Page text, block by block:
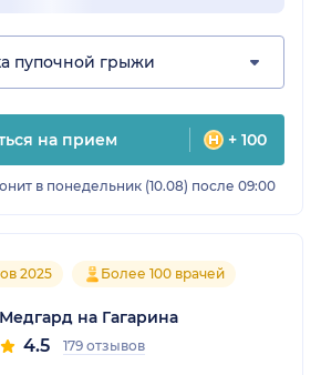
пупочной грыжи
на прием + 100
в понедельник (10.08) после 09:00
2025 Более 100 врачей
Медгард на Гагарина
4.5 179 отзывов